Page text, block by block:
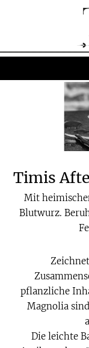
Timis
Mit
Blutwurz.
pflanzliche
Magnolia
Die leichte